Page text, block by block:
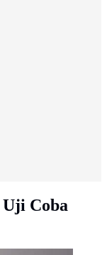
Coba